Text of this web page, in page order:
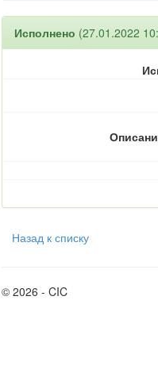
Исполнено (27.01.2022
Назад к списку
© 2026 - CIC